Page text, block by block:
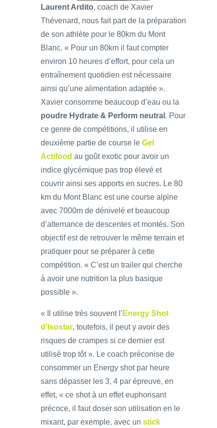
Laurent Ardito, coach de Xavier
Thévenard, nous fait part de la préparation
de son athlète pour le 80km du Mont
Blanc. « Pour un 80km il faut compter
environ 10 heures d’effort, pour cela un
entraînement quotidien est nécessaire
ainsi qu’une alimentation adaptée ».
Xavier consomme beaucoup d’eau ou la
poudre Hydrate & Perform neutral . Pour
ce genre de compétitions, il utilise en
deuxième partie de course le Gel
Actifood au goût exotic pour avoir un
indice glycémique pas trop élevé et
couvrir ainsi ses apports en sucres. Le 80
km du Mont Blanc est une course alpine
avec 7000m de dénivelé et beaucoup
d’alternance de descentes et montés. Son
objectif est de retrouver le même terrain et
pratiquer pour se préparer à cette
compétition. « C’est un trailer qui cherche
à avoir une nutrition la plus basique
possible ».
« Il utilise très souvent l’ Energy Shot
d’Isostar, toutefois, il peut y avoir des
risques de crampes si ce dernier est
utilisé trop tôt ». Le coach préconise de
consommer un Energy shot par heure
sans dépasser les 3, 4 par épreuve, en
effet, « ce shot à un effet euphorisant
précoce, il faut doser son utilisation en le
mixant, par exemple, avec un stick